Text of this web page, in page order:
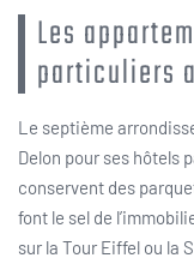
Les
particuliers
Le septième
Delon pour ses hôtels
conservent des
font le sel de
sur la Tour Eiffel ou la